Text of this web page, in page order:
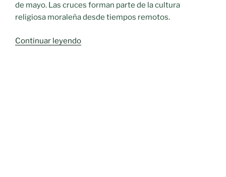
de mayo. Las cruces forman parte de la cultura
religiosa moraleña desde tiempos remotos.
Continuar leyendo«Concurso